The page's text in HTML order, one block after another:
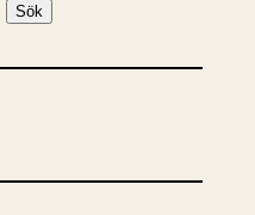
Sök